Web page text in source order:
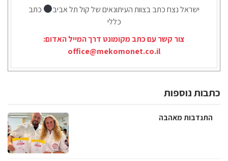
ישראל נצח כתב בצוות העיתונאים של קול תל אביב
כתב
כללי
צור קשר עם כתב מקומונט דרך המייל האדום:
office@mekomonet.co.il
כתבות נוספות
התנדבות מאהבה